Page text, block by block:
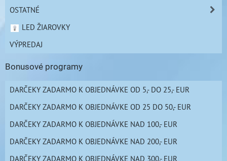
OSTATNÉ
LED ŽIAROVKY
VÝPREDAJ
Bonusové programy
DARČEKY ZADARMO K OBJEDNÁVKE OD 5,- DO 25,- EUR
DARČEKY ZADARMO K OBJEDNÁVKE OD 25 DO 50,- EUR
DARČEKY ZADARMO K OBJEDNÁVKE NAD 100,- EUR
DARČEKY ZADARMO K OBJEDNÁVKE NAD 200,- EUR
DARČEKY ZADARMO K OBJEDNÁVKE NAD 300,- EUR